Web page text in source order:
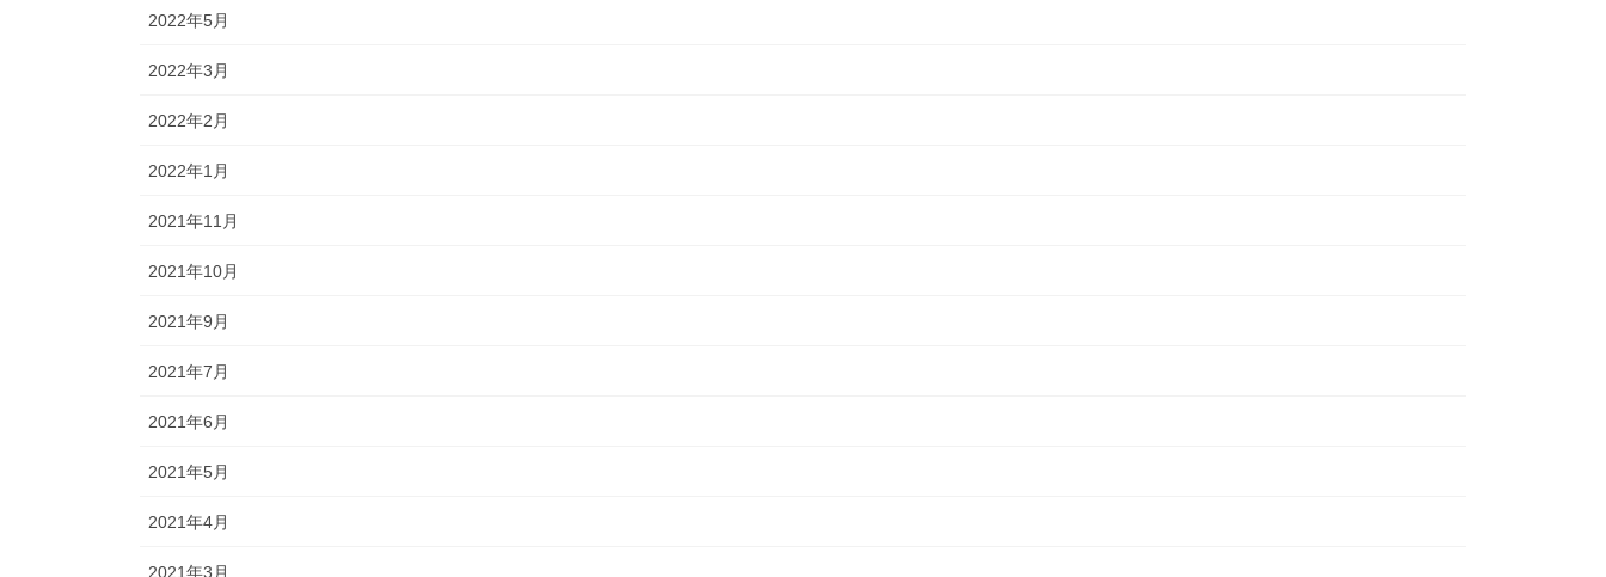
2022年5月
2022年3月
2022年2月
2022年1月
2021年11月
2021年10月
2021年9月
2021年7月
2021年6月
2021年5月
2021年4月
2021年3月